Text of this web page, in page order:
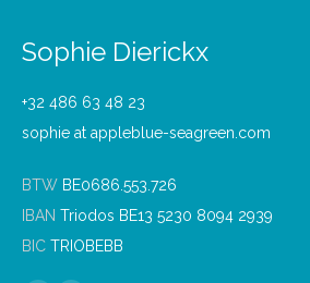
Sophie Dierickx
+32 486 63 48 23
sophie at appleblue-seagreen.com
BTW BE0686.553.726
IBAN Triodos BE13 5230 8094 2939
BIC TRIOBEBB